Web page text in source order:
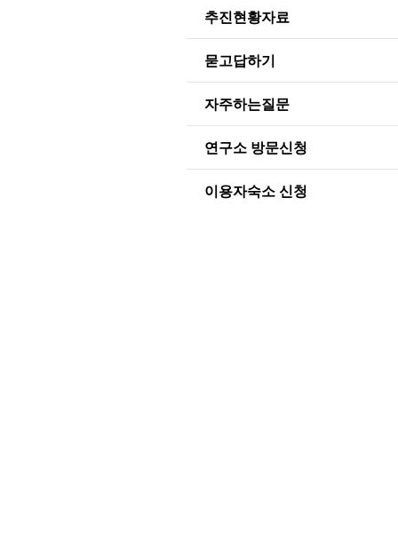
추진현황자료
묻고답하기
자주하는질문
연구소 방문신청
이용자숙소 신청